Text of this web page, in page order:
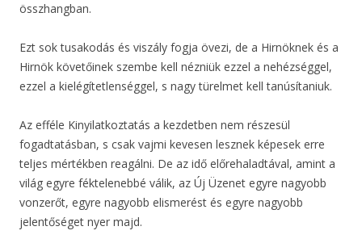
összhangban.
Ezt sok tusakodás és viszály fogja övezi, de a Hirnöknek és a
Hirnök követőinek szembe kell nézniük ezzel a nehézséggel,
ezzel a kielégítetlenséggel, s nagy türelmet kell tanúsítaniuk.
Az efféle Kinyilatkoztatás a kezdetben nem részesül
fogadtatásban, s csak vajmi kevesen lesznek képesek erre
teljes mértékben reagálni. De az idő előrehaladtával, amint a
világ egyre féktelenebbé válik, az Új Üzenet egyre nagyobb
vonzerőt, egyre nagyobb elismerést és egyre nagyobb
jelentőséget nyer majd.